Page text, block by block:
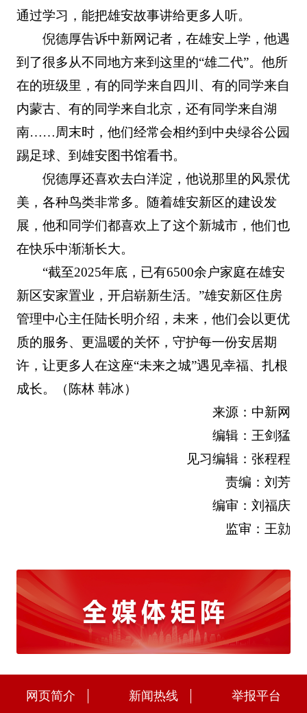
通过学习，能把雄安故事讲给更多人听。
倪德厚告诉中新网记者，在雄安上学，他遇
到了很多从不同地方来到这里的“雄二代”。他所
在的班级里，有的同学来自四川、有的同学来自
内蒙古、有的同学来自北京，还有同学来自湖
南……周末时，他们经常会相约到中央绿谷公园
踢足球、到雄安图书馆看书。
倪德厚还喜欢去白洋淀，他说那里的风景优
美，各种鸟类非常多。随着雄安新区的建设发
展，他和同学们都喜欢上了这个新城市，他们也
在快乐中渐渐长大。
“截至2025年底，已有6500余户家庭在雄安
新区安家置业，开启崭新生活。”雄安新区住房
管理中心主任陆长明介绍，未来，他们会以更优
质的服务、更温暖的关怀，守护每一份安居期
许，让更多人在这座“未来之城”遇见幸福、扎根
成长。（陈林 韩冰）
来源：中新网
编辑：王剑猛
见习编辑：张程程
责编：刘芳
编审：刘福庆
监审：王勍
网页简介 新闻热线 举报平台